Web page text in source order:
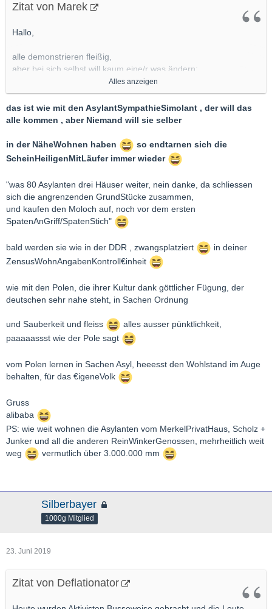
Zitat von Marek
Hallo,
alle demonstrieren fleißig,
aber bei sich selbst will kaum eine/r was ändern:
https://www.spiegel.de/wirtsch…aubsplaene-a-1272489.html
Läuft mit dem Klima, wenn die anderen nicht fliegen und zu
Liebe Grüße
Alles anzeigen
das ist wie mit den AsylantSympathieSimolant , der will das
alle kommen , aber Niemand will sie selber
in der NäheWohnen haben
so endtarnen sich die
ScheinHeiligenMitLäufer immer wieder
"was 80 Asylanten drei Häuser weiter, nein danke, da schliessen
sich die angrenzenden GrundStücke zusammen,
und kaufen den Moloch auf, noch vor dem ersten
SpatenAnGriff/SpatenStich"
bald werden sie wie in der DDR , zwangsplatziert
in deiner
ZensusWohnAngabenKontroll€inheit
wie mit den Polen, die ihrer Kultur dank göttlicher Fügung, der
deutschen sehr nahe steht, in Sachen Ordnung
und Sauberkeit und fleiss
alles ausser pünktlichkeit,
paaaaassst wie der Pole sagt
vom Polen lernen in Sachen Asyl, heeesst den Wohlstand im Auge
behalten, für das €igeneVolk
Gruss
alibaba
PS: wie weit wohnen die Asylanten vom MerkelPrivatHaus, Scholz +
Junker und all die anderen ReinWinkerGenossen, mehrheitlich weit
weg
vermutlich über 3.000.000 mm
Silberbayer
1000g Mitglied
23. Juni 2019
Zitat von Deflationator